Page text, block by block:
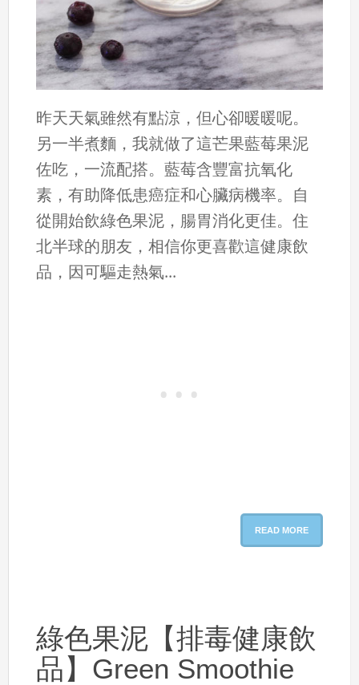
昨天天氣雖然有點涼，但心卻暖暖呢。
另一半煮麵，我就做了這芒果藍莓果泥
佐吃，一流配搭。藍莓含豐富抗氧化
素，有助降低患癌症和心臟病機率。自
從開始飲綠色果泥，腸胃消化更佳。住
北半球的朋友，相信你更喜歡這健康飲
品，因可驅走熱氣...
READ MORE
綠色果泥【排毒健康飲
品】Green Smoothie